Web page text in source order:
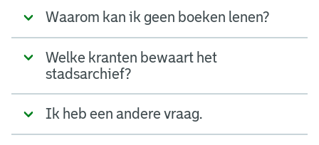
Waarom kan ik geen boeken lenen?
Welke kranten bewaart het
stadsarchief?
Ik heb een andere vraag.